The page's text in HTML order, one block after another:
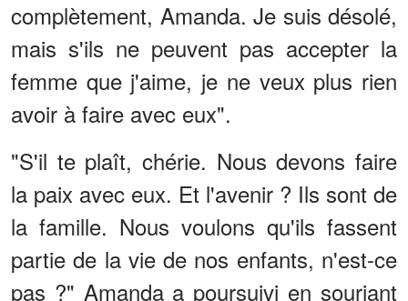
complètement, Amanda. Je suis désolé,
mais s'ils ne peuvent pas accepter la
femme que j'aime, je ne veux plus rien
avoir à faire avec eux".
"S'il te plaît, chérie. Nous devons faire
la paix avec eux. Et l'avenir ? Ils sont de
la famille. Nous voulons qu'ils fassent
partie de la vie de nos enfants, n'est-ce
pas ?" Amanda a poursuivi en souriant